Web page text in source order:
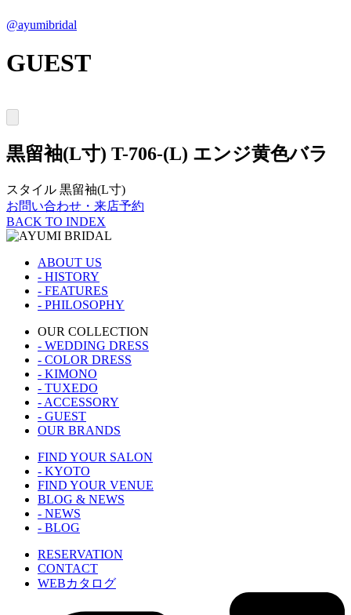
@ayumibridal
GUEST
黒留袖(L寸) T-706-(L) エンジ黄色バラ
スタイル 黒留袖(L寸)
お問い合わせ・来店予約
BACK TO INDEX
ABOUT US
- HISTORY
- FEATURES
- PHILOSOPHY
OUR COLLECTION
- WEDDING DRESS
- COLOR DRESS
- KIMONO
- TUXEDO
- ACCESSORY
- GUEST
OUR BRANDS
FIND YOUR SALON
- KYOTO
FIND YOUR VENUE
BLOG & NEWS
- NEWS
- BLOG
RESERVATION
CONTACT
WEBカタログ